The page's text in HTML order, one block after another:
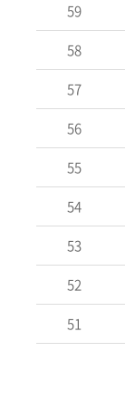
59
58
57
56
55
54
53
52
51